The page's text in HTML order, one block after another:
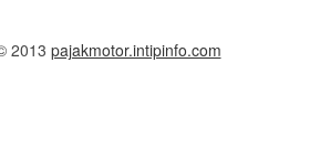
2013 pajakmotor.intipinfo.com